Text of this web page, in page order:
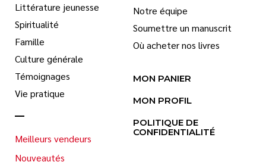
Littérature jeunesse
Spiritualité
Famille
Culture générale
Témoignages
Vie pratique
Meilleurs vendeurs
Nouveautés
Notre équipe
Soumettre un manuscrit
Où acheter nos livres
MON PANIER
MON PROFIL
POLITIQUE DE
CONFIDENTIALITÉ